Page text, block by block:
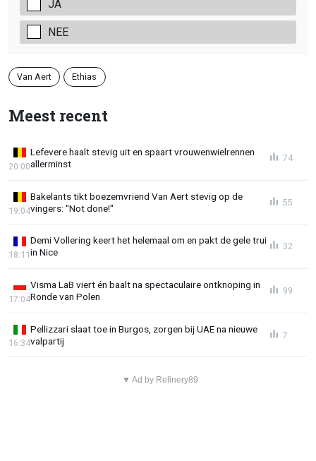
JA
NEE
Van Aert Ethias
Meest recent
Lefevere haalt stevig uit en spaart vrouwenwielrennen
allerminst
20:00
74
Bakelants tikt boezemvriend Van Aert stevig op de
vingers: "Not done!"
19:04
55
Demi Vollering keert het helemaal om en pakt de gele trui
in Nice
18:11
32
Visma LaB viert én baalt na spectaculaire ontknoping in
Ronde van Polen
17:04
99
Pellizzari slaat toe in Burgos, zorgen bij UAE na nieuwe
valpartij
16:34
7
▼ Ad by Refinery89